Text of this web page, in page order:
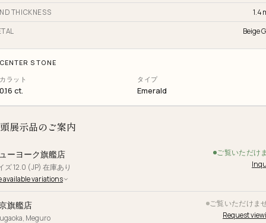
THICKNESS 1.4
Beige
CENTER STONE
カラット
0.16 ct.
タイプ
Emerald
展示品のご案内
ーヨーク旗艦店
ズ 12.0 (JP) 在庫あり
ご覧いただけ
available variations
旗艦店
Meguro
ご覧いただけま
Request